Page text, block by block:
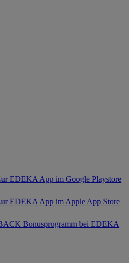
EDEKA App im Google Playstore
EDEKA App im Apple App Store
Bonusprogramm bei EDEKA